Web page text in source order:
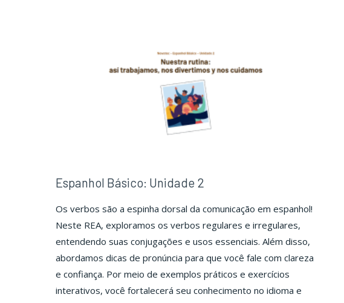
Espanhol Básico: Unidade 2
Os verbos são a espinha dorsal da comunicação em espanhol!
Neste REA, exploramos os verbos regulares e irregulares,
entendendo suas conjugações e usos essenciais. Além disso,
abordamos dicas de pronúncia para que você fale com clareza
e confiança. Por meio de exemplos práticos e exercícios
interativos, você fortalecerá seu conhecimento no idioma e